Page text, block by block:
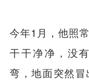
今年1月，他照
干干净净，没
弯，地面突然